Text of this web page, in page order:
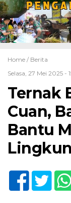
Home / Berita
Selasa, 27 Mei 2025 -
Ternak
Cuan,
Bantu